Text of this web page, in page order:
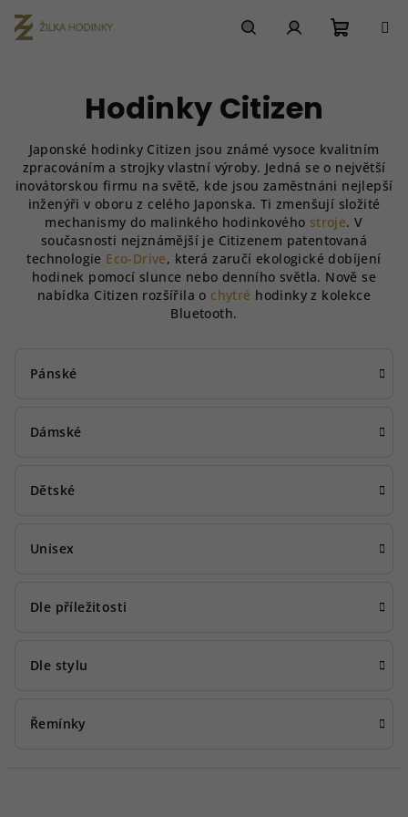
na
obsah
Hodinky Citizen
Japonské hodinky Citizen jsou známé vysoce kvalitním
zpracováním a strojky vlastní výroby. Jedná se o největší
inovátorskou firmu na světě, kde jsou zaměstnáni nejlepší
inženýři v oboru z celého Japonska. Ti zmenšují složité
mechanismy do malinkého hodinkového stroje. V
současnosti nejznámější je Citizenem patentovaná
technologie Eco-Drive, která zaručí ekologické dobíjení
hodinek pomocí slunce nebo denního světla. Nově se
nabídka Citizen rozšířila o chytré hodinky z kolekce
Bluetooth.
Pánské
Dámské
Dětské
Unisex
Dle příležitosti
Dle stylu
Řemínky